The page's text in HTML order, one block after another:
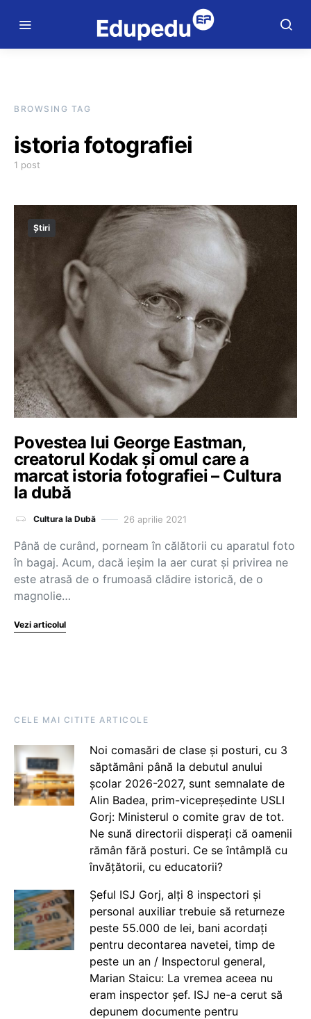
BROWSING TAG
istoria fotografiei
1 post
Știri
Povestea lui George Eastman,
creatorul Kodak și omul care a
marcat istoria fotografiei – Cultura
la dubă
Cultura la Dubă 26 aprilie 2021
Până de curând, porneam în călătorii cu aparatul foto
în bagaj. Acum, dacă ieșim la aer curat și privirea ne
este atrasă de o frumoasă clădire istorică, de o
magnolie…
Vezi articolul
CELE MAI CITITE ARTICOLE
Noi comasări de clase și posturi, cu 3
săptămâni până la debutul anului
școlar 2026-2027, sunt semnalate de
Alin Badea, prim-vicepreședinte USLI
Gorj: Ministerul o comite grav de tot.
Ne sună directorii disperați că oamenii
rămân fără posturi. Ce se întâmplă cu
învățătorii, cu educatorii?
Șeful ISJ Gorj, alți 8 inspectori și
personal auxiliar trebuie să returneze
peste 55.000 de lei, bani acordați
pentru decontarea navetei, timp de
peste un an / Inspectorul general,
Marian Staicu: La vremea aceea nu
eram inspector șef. ISJ ne-a cerut să
depunem documente pentru